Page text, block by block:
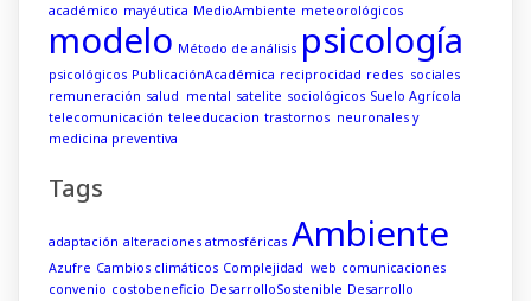
académico mayéutica MedioAmbiente meteorológicos
modelo Método de análisis psicología
psicológicos PublicaciónAcadémica reciprocidad redes sociales
remuneración salud mental satelite sociológicos Suelo Agrícola
telecomunicación teleeducacion trastornos neuronales y
medicina preventiva
Tags
adaptación alteraciones atmosféricas Ambiente
Azufre Cambios climáticos Complejidad web comunicaciones
convenio costobeneficio DesarrolloSostenible Desarrollo